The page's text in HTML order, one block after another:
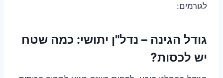
לגורמים:
גודל הגינה – נדל"ן יתושי: כמה שטח
יש לכסות?